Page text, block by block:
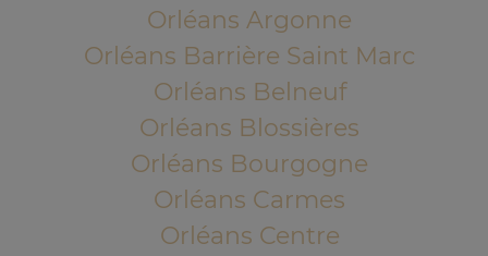
Orléans Argonne
Orléans Barrière Saint Marc
Orléans Belneuf
Orléans Blossières
Orléans Bourgogne
Orléans Carmes
Orléans Centre